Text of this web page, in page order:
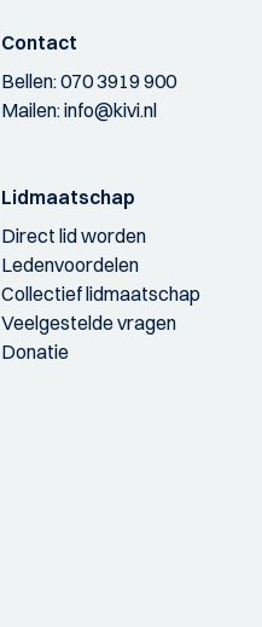
Contact
Bellen:070 3919 900
Mailen:info@kivi.nl
Lidmaatschap
Direct lid worden
Ledenvoordelen
Collectief lidmaatschap
Veelgestelde vragen
Donatie